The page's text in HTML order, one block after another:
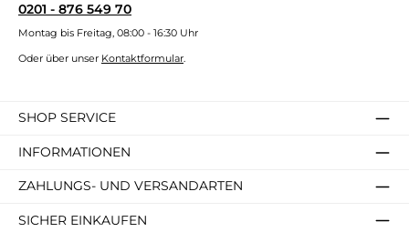
0201 - 876 549 70
Montag bis Freitag, 08:00 - 16:30 Uhr
Oder über unser Kontaktformular.
SHOP SERVICE
INFORMATIONEN
ZAHLUNGS- UND VERSANDARTEN
SICHER EINKAUFEN